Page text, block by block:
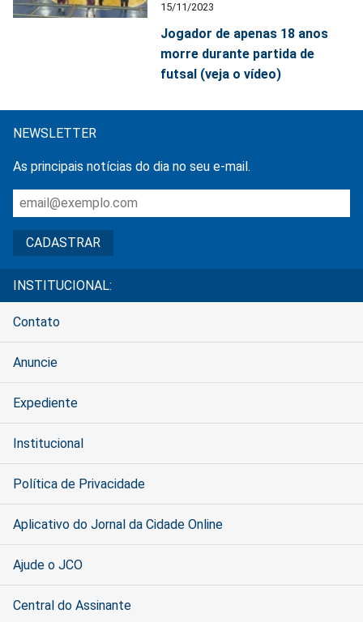
15/11/2023
Jogador de apenas 18 anos
morre durante partida de
futsal (veja o vídeo)
NEWSLETTER
As principais notícias do dia no seu e-mail.
INSTITUCIONAL:
Contato
Anuncie
Expediente
Institucional
Política de Privacidade
Aplicativo do Jornal da Cidade Online
Ajude o JCO
Central do Assinante